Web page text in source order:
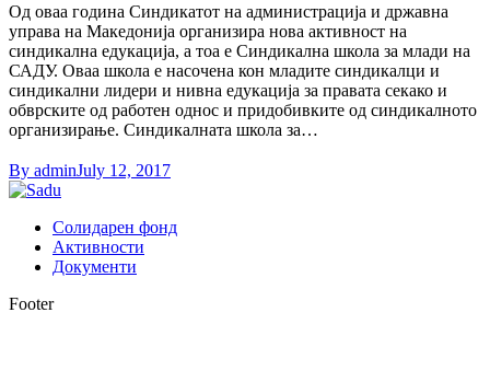
Од оваа година Синдикатот на администрација и државна
управа на Македонија организира нова активност на
синдикална едукација, а тоа е Синдикална школа за млади на
САДУ. Оваа школа е насочена кон младите синдикалци и
синдикални лидери и нивна едукација за правата секако и
обврските од работен однос и придобивките од синдикалното
организирање. Синдикалната школа за…
By adminJuly 12, 2017
Солидарен фонд
Активности
Документи
Footer